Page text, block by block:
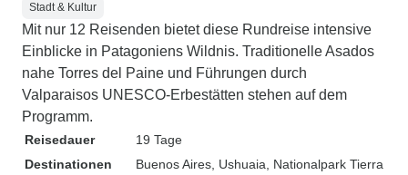
Stadt & Kultur
Mit nur 12 Reisenden bietet diese Rundreise intensive
Einblicke in Patagoniens Wildnis. Traditionelle Asados
nahe Torres del Paine und Führungen durch
Valparaisos UNESCO-Erbestätten stehen auf dem
Programm.
Reisedauer
19 Tage
Destinationen
Buenos Aires , Ushuaia , Nationalpark Tierra